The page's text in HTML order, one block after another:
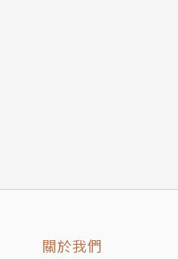
關於我們